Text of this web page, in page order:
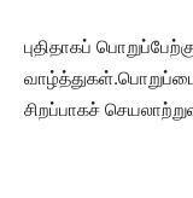
புதிதாகப்
சிறப்பாகச்